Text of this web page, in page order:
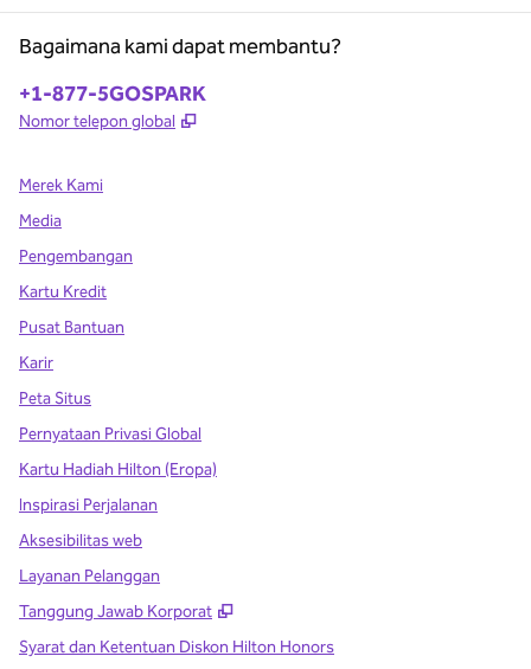
Bagaimana kami dapat membantu?
Telepon:
+1-877-5GOSPARK
Nomor telepon global ,
Merek Kami
Media
Pengembangan
Kartu Kredit
Pusat Bantuan
Karir
Peta Situs
Pernyataan Privasi Global
Kartu Hadiah Hilton (Eropa)
Inspirasi Perjalanan
Aksesibilitas web
Layanan Pelanggan
Tanggung Jawab Korporat
,
Syarat dan Ketentuan Diskon Hilton Honors